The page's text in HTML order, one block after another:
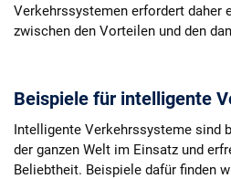
Verkehrssystemen erfordert daher
zwischen den Vorteilen und den
Beispiele für intelligente
Intelligente Verkehrssysteme sind
der ganzen Welt im Einsatz und
Beliebtheit. Beispiele dafür finden